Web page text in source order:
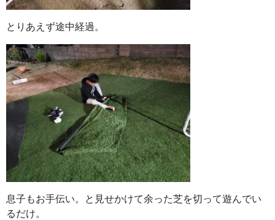
とりあえず途中経過。
息子もお手伝い。と見せかけて余った芝を切って遊んでい
るだけ。